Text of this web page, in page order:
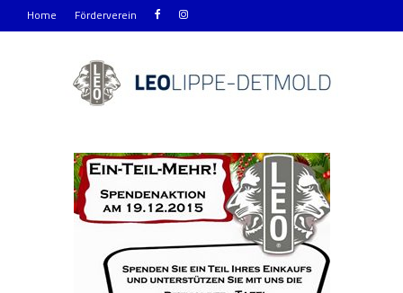
Home Förderverein